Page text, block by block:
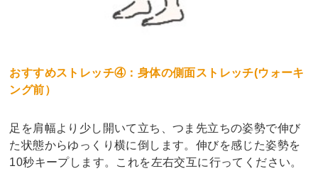
おすすめストレッチ④：身体の側面ストレッチ(ウォーキ
ング前）
足を肩幅より少し開いて立ち、つま先立ちの姿勢で伸び
た状態からゆっくり横に倒します。伸びを感じた姿勢を
10秒キープします。これを左右交互に行ってください。